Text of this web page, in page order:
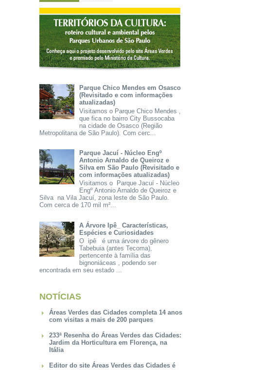
Parque Chico Mendes em Osasco
(Revisitado e com informações
atualizadas)
Visitamos o Parque Chico Mendes ,
que fica no bairro City Bussocaba
na cidade de Osasco (Região
Metropolitana de São Paulo). Com cerc...
Parque Jacuí - Núcleo Engº
Antonio Arnaldo de Queiroz e
Silva em São Paulo (Revisitado e
com informações atualizadas)
Visitamos o Parque Jacuí - Núcleo
Engº Antonio Arnaldo de Queiroz e
Silva na Vila Jacuí, zona leste de São Paulo.
Com cerca de 170 mil m²...
A Árvore Ipê_ Características,
Espécies e Curiosidades
O ipê é uma árvore do gênero
Tabebuia (antes Tecoma),
pertencente à família das
bignoniáceas , podendo ser
encontrada em seu estado ...
NOTÍCIAS
Áreas Verdes das Cidades completa 14 anos
com visitas a mais de 200 parques
233ª Resenha do Áreas Verdes das Cidades:
Jardim da Horticultura em Florença, na
Itália
Editor do site Áreas Verdes das Cidades é